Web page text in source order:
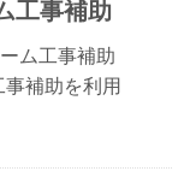
工事補助
ム工事補助
補助を利用